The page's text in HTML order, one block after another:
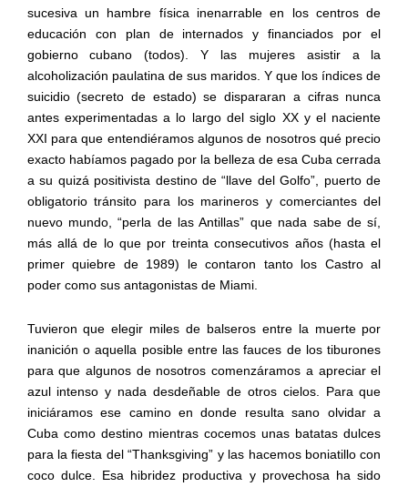
sucesiva un hambre física inenarrable en los centros de
educación con plan de internados y financiados por el
gobierno cubano (todos). Y las mujeres asistir a la
alcoholización paulatina de sus maridos. Y que los índices de
suicidio (secreto de estado) se dispararan a cifras nunca
antes experimentadas a lo largo del siglo XX y el naciente
XXI para que entendiéramos algunos de nosotros qué precio
exacto habíamos pagado por la belleza de esa Cuba cerrada
a su quizá positivista destino de “llave del Golfo”, puerto de
obligatorio tránsito para los marineros y comerciantes del
nuevo mundo, “perla de las Antillas” que nada sabe de sí,
más allá de lo que por treinta consecutivos años (hasta el
primer quiebre de 1989) le contaron tanto los Castro al
poder como sus antagonistas de Miami.
Tuvieron que elegir miles de balseros entre la muerte por
inanición o aquella posible entre las fauces de los tiburones
para que algunos de nosotros comenzáramos a apreciar el
azul intenso y nada desdeñable de otros cielos. Para que
iniciáramos ese camino en donde resulta sano olvidar a
Cuba como destino mientras cocemos unas batatas dulces
para la fiesta del “Thanksgiving” y las hacemos boniatillo con
coco dulce. Esa hibridez productiva y provechosa ha sido